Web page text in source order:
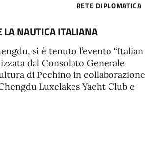
RETE DIPLOMATICA
LA NAUTICA ITALIANA
si è tenuto l’evento “Italian
dal Consolato Generale
di Pechino in collaborazione
Luxelakes Yacht Club e